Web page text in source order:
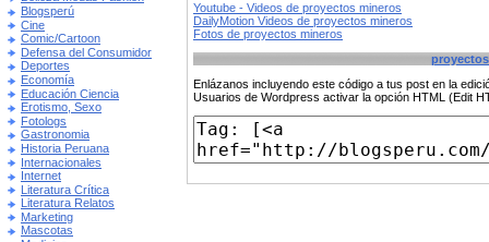
Blogsperú
Cine
Comic/Cartoon
Defensa del Consumidor
Deportes
Economía
Educación Ciencia
Erotismo, Sexo
Fotologs
Gastronomia
Historia Peruana
Internacionales
Internet
Literatura Crítica
Literatura Relatos
Marketing
Mascotas
Youtube - Videos de proyectos mineros
DailyMotion Videos de proyectos mineros
Fotos de proyectos mineros
Enlázanos incluyendo este código a tus post en la
Usuarios de Wordpress activar la opción HTML (Edit